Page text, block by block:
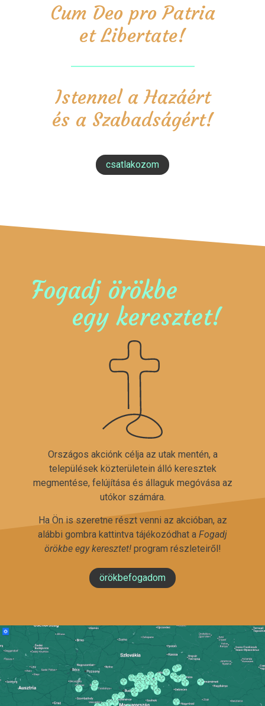
Cum Deo pro Patria
et Libertate!
Istennel a Hazáért
és a Szabadságért!
csatlakozom
Fogadj örökbe
egy keresztet!
Országos akciónk célja az utak mentén, a
települések közterületein álló keresztek
megmentése, felújítása és állaguk megóvása az
utókor számára.
Ha Ön is szeretne részt venni az akcióban, az
alábbi gombra kattintva tájékozódhat a Fogadj
örökbe egy keresztet!program részleteiről!
örökbefogadom